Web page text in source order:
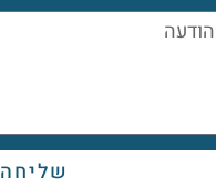
שליחה